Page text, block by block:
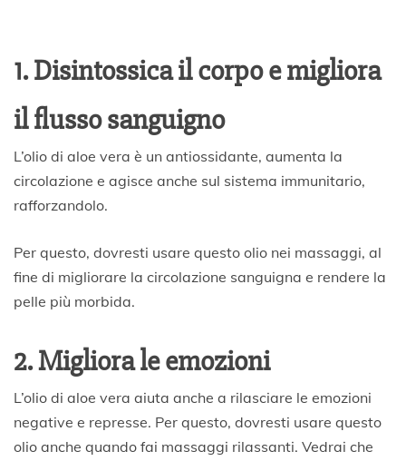
1. Disintossica il corpo e migliora
il flusso sanguigno
L’olio di aloe vera è un antiossidante, aumenta la
circolazione e agisce anche sul sistema immunitario,
rafforzandolo.
Per questo, dovresti usare questo olio nei massaggi, al
fine di migliorare la circolazione sanguigna e rendere la
pelle più morbida.
2. Migliora le emozioni
L’olio di aloe vera aiuta anche a rilasciare le emozioni
negative e represse. Per questo, dovresti usare questo
olio anche quando fai massaggi rilassanti. Vedrai che